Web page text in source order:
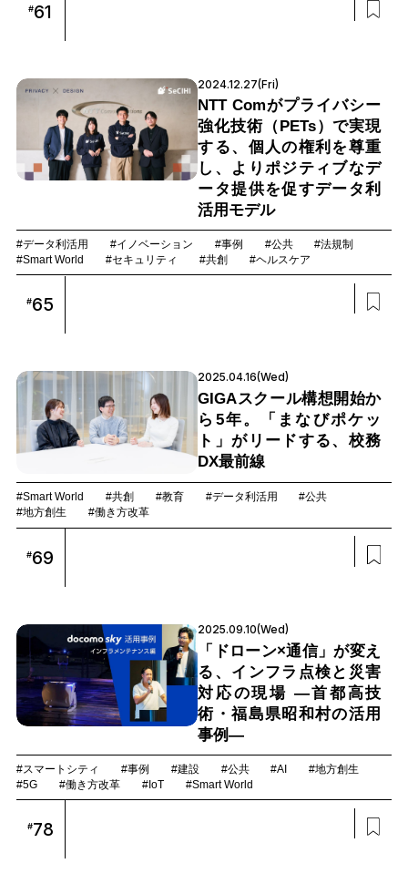
#61
2024.12.27(Fri)
NTT Comがプライバシー
強化技術（PETs）で実現
する、個人の権利を尊重
し、よりポジティブなデ
ータ提供を促すデータ利
活用モデル
#データ利活用 #イノベーション #事例 #公共
#法規制
#Smart World
#セキュリティ #共創 #ヘルスケア
#65
2025.04.16(Wed)
GIGAスクール構想開始か
ら5年。「まなびポケッ
ト」がリードする、校務
DX最前線
#Smart World #共創 #教育 #データ利活用
#公共
#地方創生
#働き方改革
#69
2025.09.10(Wed)
「ドローン×通信」が変え
る、インフラ点検と災害
対応の現場 ―首都高技
術・福島県昭和村の活用
事例―
#スマートシティ #事例 #建設 #公共 #AI
#地方創生
#5G
#働き方改革 #IoT #Smart World
#78